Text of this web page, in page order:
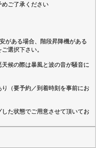
ご了承ください
がある場合、階段昇降機がある
選択下さい。
候の際は暴風と波の音が騒音に
り（要予約／到着時刻を事前にお
した状態でご用意させて頂いてお